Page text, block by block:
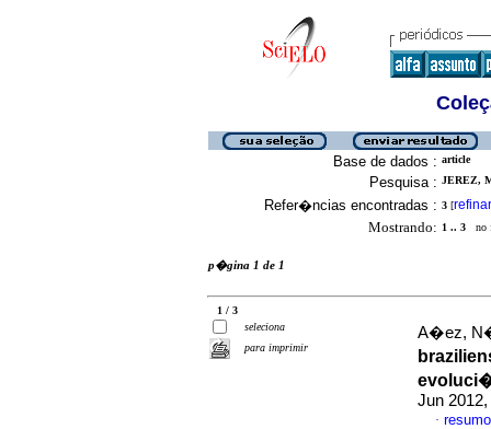
Base de dados : article
Pesquisa : JEREZ,
Refer�ncias encontradas : 3 [refinar
Mostrando: 1 .. 3 no
p�gina 1 de 1
1 / 3
seleciona
para imprimir
A�ez,
Jun
·